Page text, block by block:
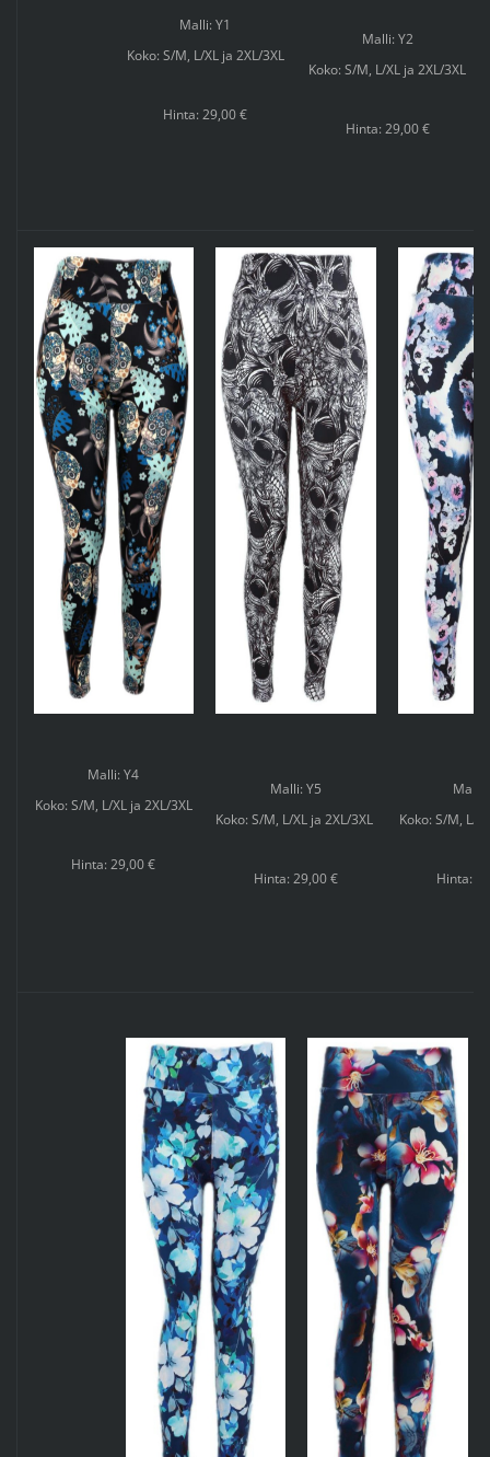
Malli: Y1
Koko: S/M, L/XL ja 2XL/3XL
Hinta: 29,00 €
Malli: Y2
Koko: S/M, L/XL ja 2XL/3XL
Hinta: 29,00 €
Malli: Y4
Koko: S/M, L/XL ja 2XL/3XL
Hinta: 29,00 €
Malli: Y5
Koko: S/M, L/XL ja 2XL/3XL
Hinta: 29,00 €
Malli:
Koko: S/M, L/
Hinta: